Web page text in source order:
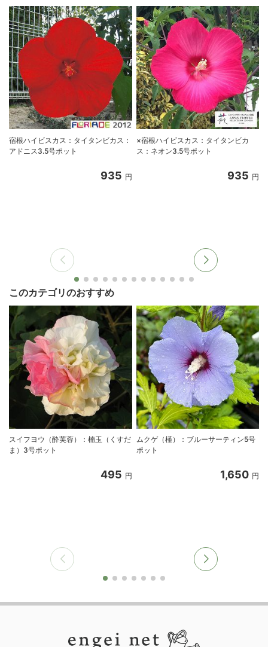
宿根ハイビスカス：タイタンビカス：
アドニス3.5号ポット
935 円
×宿根ハイビスカス：タイタンビカ
ス：ネオン3.5号ポット
935 円
このカテゴリのおすすめ
スイフヨウ（酔芙蓉）：楠玉（くすだ
ま）3号ポット
495 円
ムクゲ（槿）：ブルーサーティン5号
ポット
1,650 円